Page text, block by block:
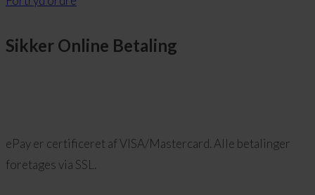
Sikker Online Betaling
ePay er certificeret af VISA/Mastercard. Alle betalinger
foretages via SSL.